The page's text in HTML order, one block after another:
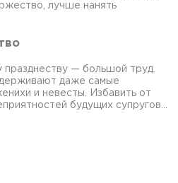
лучше нанять
празднеству — большой труд.
даже самые
и невесты. Избавить от
будущих супругов...